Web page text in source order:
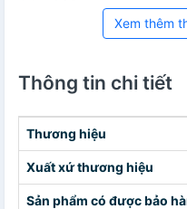
Xem thêm
Thông tin chi tiết
Thương hiệu
Xuất xứ thương hiệu
Sản phẩm có được bảo